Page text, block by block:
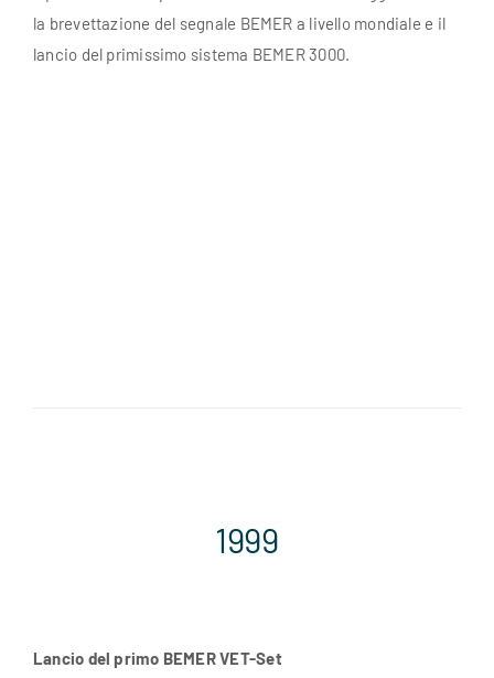
la brevettazione del segnale BEMER a livello mondiale e il
lancio del primissimo sistema BEMER 3000.
1999
Lancio del primo BEMER VET-Set